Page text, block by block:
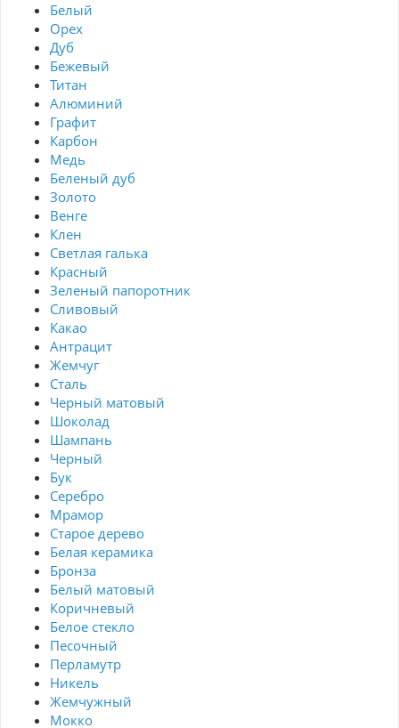
Белый
Орех
Дуб
Бежевый
Титан
Алюминий
Графит
Карбон
Медь
Беленый дуб
Золото
Венге
Клен
Светлая галька
Красный
Зеленый папоротник
Сливовый
Какао
Антрацит
Жемчуг
Сталь
Черный матовый
Шоколад
Шампань
Черный
Бук
Серебро
Мрамор
Старое дерево
Белая керамика
Бронза
Белый матовый
Коричневый
Белое стекло
Песочный
Перламутр
Никель
Жемчужный
Мокко